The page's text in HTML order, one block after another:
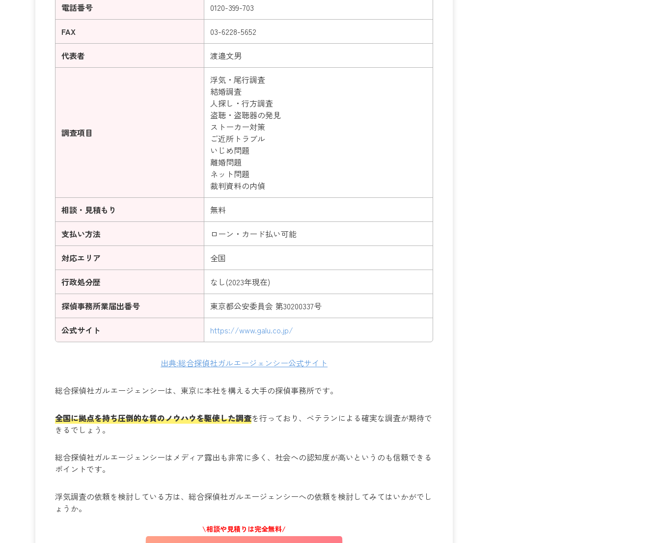
電話番号 0120-399-703
FAX 03-6228-5652
代表者 渡邉文男
調査項目
浮気・尾行調査
結婚調査
人探し・行方調査
盗聴・盗聴器の発見
ストーカー対策
ご近所トラブル
いじめ問題
離婚問題
ネット問題
裁判資料の内偵
相談・見積もり 無料
支払い方法 ローン・カード払い可能
対応エリア 全国
行政処分歴 なし(2023年現在)
探偵事務所業届出番号 東京都公安委員会 第30200337号
公式サイト https://www.galu.co.jp/
出典:総合探偵社ガルエージェンシー公式サイト
総合探偵社ガルエージェンシーは、東京に本社を構える大手の探偵事務所です。
全国に拠点を持ち圧倒的な質のノウハウを駆使した調査を行っており、ベテランによる確実な調査が期待で
きるでしょう。
総合探偵社ガルエージェンシーはメディア露出も非常に多く、社会への認知度が高いというのも信頼できる
ポイントです。
浮気調査の依頼を検討している方は、総合探偵社ガルエージェンシーへの依頼を検討してみてはいかがでし
ょうか。
\相談や見積りは完全無料/